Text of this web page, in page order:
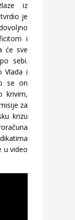
iz
je
i
će sve
sebi.
Vlada i
se on
krivim,
za
krizu
u video